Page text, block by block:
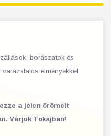
borászatok és
élményekkel
a jelen örömeit
Várjuk Tokajban!